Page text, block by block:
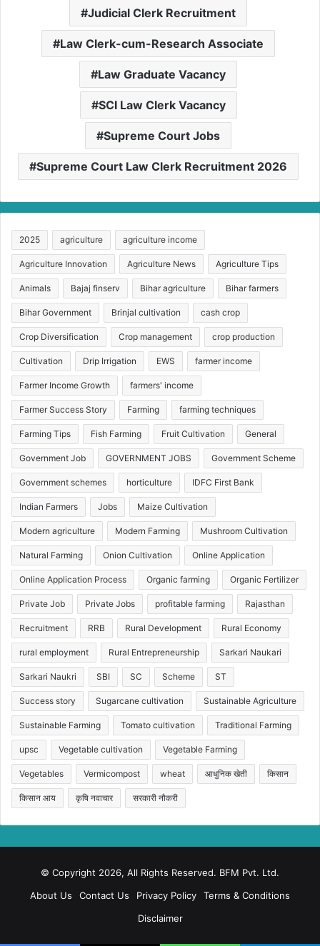
Judicial Clerk Recruitment
Law Clerk-cum-Research Associate
Law Graduate Vacancy
SCI Law Clerk Vacancy
Supreme Court Jobs
Supreme Court Law Clerk Recruitment 2026
2025 agriculture agriculture income
Agriculture Innovation Agriculture News Agriculture Tips
Animals Bajaj finserv Bihar agriculture Bihar farmers
Bihar Government Brinjal cultivation cash crop
Crop Diversification Crop management crop production
Cultivation Drip Irrigation EWS farmer income
Farmer Income Growth farmers' income
Farmer Success Story Farming farming techniques
Farming Tips Fish Farming Fruit Cultivation General
Government Job GOVERNMENT JOBS Government Scheme
Government schemes horticulture IDFC First Bank
Indian Farmers Jobs Maize Cultivation
Modern agriculture Modern Farming Mushroom Cultivation
Natural Farming Onion Cultivation Online Application
Online Application Process Organic farming Organic Fertilizer
Private Job Private Jobs profitable farming Rajasthan
Recruitment RRB Rural Development Rural Economy
rural employment Rural Entrepreneurship Sarkari Naukari
Sarkari Naukri SBI SC Scheme ST
Success story Sugarcane cultivation Sustainable Agriculture
Sustainable Farming Tomato cultivation Traditional Farming
upsc Vegetable cultivation Vegetable Farming
Vegetables Vermicompost wheat आधुनिक खेती किसान
किसान आय कृषि नवाचार सरकारी नौकरी
© Copyright 2026, All Rights Reserved. BFM Pvt. Ltd.
About Us
Contact Us Privacy Policy
Terms & Conditions
Disclaimer